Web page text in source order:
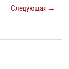
Следующая →